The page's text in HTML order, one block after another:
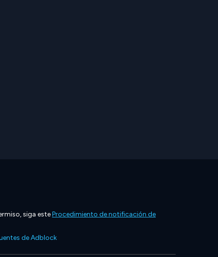
siga esteProcedimiento de notificación de
de Adblock